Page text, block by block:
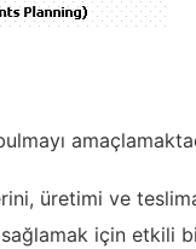
üretimi ve
için etkili